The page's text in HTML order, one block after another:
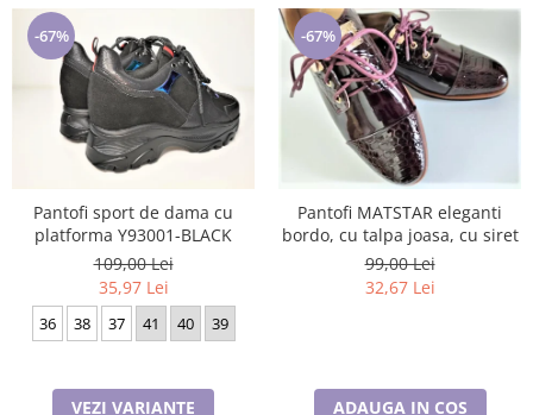
-67%
Pantofi sport de dama cu
platforma Y93001-BLACK
109,00 Lei
35,97 Lei
36 38 37 41 40 39
VEZI VARIANTE
-67%
Pantofi MATSTAR eleganti
bordo, cu talpa joasa, cu siret
99,00 Lei
32,67 Lei
ADAUGA IN COS